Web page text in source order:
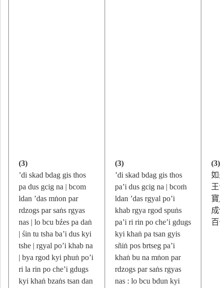
(3)
’di skad bdag gis thos
pa dus gcig na | bcom
ldan ’das mṅon par
rdzogs par saṅs rgyas
nas | lo bcu bźes pa daṅ
| śin tu tsha ba’i dus kyi
tshe | rgyal po’i khab na
| bya rgod kyi phuṅ po’i
ri la rin po che’i gdugs
kyi khaṅ bzaṅs tsan dan
(3)
’di skad bdag gis thos
pa’i dus gcig na | bcoṁ
ldan ’das rgyal po’i
khab rgya rgod spuṅs
pa’i ri rin po che’i gdugs
kyi khaṅ pa tsan gyis
sñiṅ pos brtseg pa’i
khaṅ bu na mṅon par
rdzogs par saṅs rgyas
nas : lo bcu bdun kyi
(3)